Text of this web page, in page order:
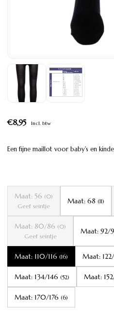
€8,95 Incl. btw
Een fijne maillot voor baby's en
Maat: 56 (0)
Geef seintje
Maat: 68 (11)
Maat: 80/86 (0)
Geef seintje
Maat: 92/
Maat: 110/116 (16) Maat:
Maat: 134/146 (52) Maat:
Maat: 170/176 (6)